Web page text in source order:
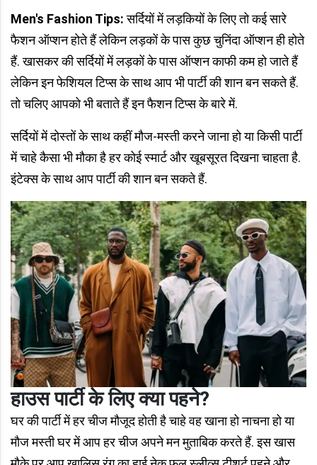
Men's Fashion Tips:सर्दियों में लड़कियों के लिए तो कई सारे
फैशन ऑप्शन होते हैं लेकिन लड़कों के पास कुछ चुनिंदा ऑप्शन ही होते
हैं. खासकर की सर्दियों में लड़कों के पास ऑप्शन काफी कम हो जाते हैं
लेकिन इन फेशियल टिप्स के साथ आप भी पार्टी की शान बन सकते हैं.
तो चलिए आपको भी बताते हैं इन फैशन टिप्स के बारे में.
सर्दियों में दोस्तों के साथ कहीं मौज-मस्ती करने जाना हो या किसी पार्टी
में चाहे कैसा भी मौका है हर कोई स्मार्ट और खूबसूरत दिखना चाहता है.
इंटेक्स के साथ आप पार्टी की शान बन सकते हैं.
हाउस पार्टी के लिए क्या पहने?
घर की पार्टी में हर चीज मौजूद होती है चाहे वह खाना हो नाचना हो या
मौज मस्ती घर में आप हर चीज अपने मन मुताबिक करते हैं. इस खास